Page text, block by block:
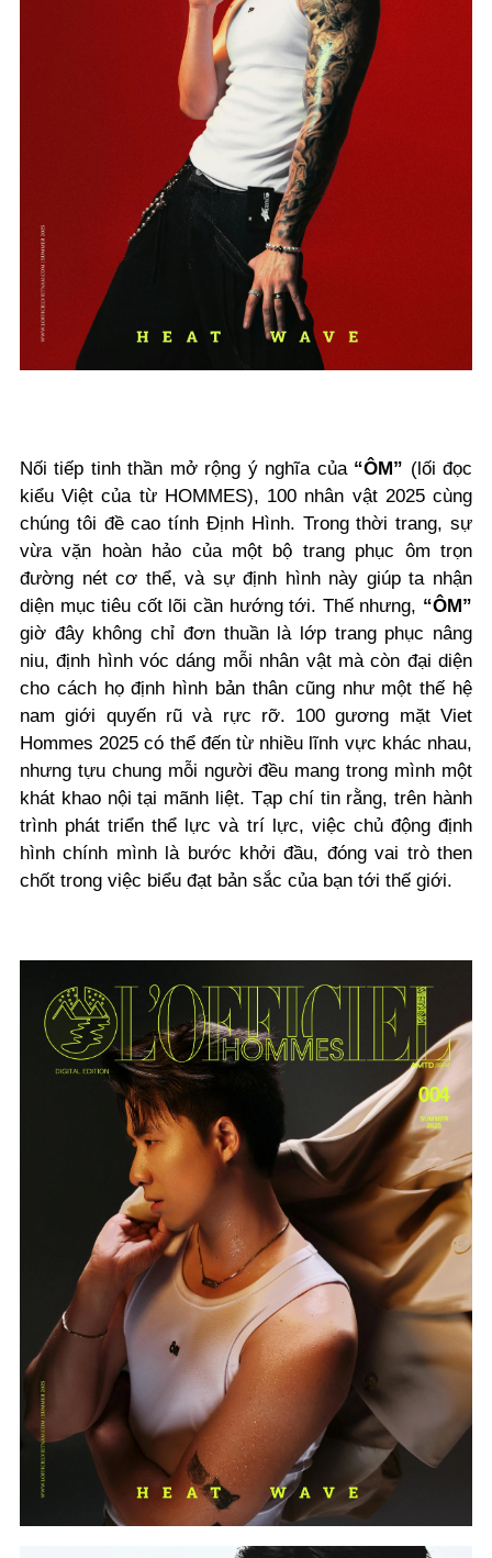
Nối tiếp tinh thần mở rộng ý nghĩa của “ÔM” (lối đọc
kiểu Việt của từ HOMMES), 100 nhân vật 2025 cùng
chúng tôi đề cao tính Định Hình. Trong thời trang, sự
vừa vặn hoàn hảo của một bộ trang phục ôm trọn
đường nét cơ thể, và sự định hình này giúp ta nhận
diện mục tiêu cốt lõi cần hướng tới. Thế nhưng, “ÔM”
giờ đây không chỉ đơn thuần là lớp trang phục nâng
niu, định hình vóc dáng mỗi nhân vật mà còn đại diện
cho cách họ định hình bản thân cũng như một thế hệ
nam giới quyến rũ và rực rỡ. 100 gương mặt Viet
Hommes 2025 có thể đến từ nhiều lĩnh vực khác nhau,
nhưng tựu chung mỗi người đều mang trong mình một
khát khao nội tại mãnh liệt. Tạp chí tin rằng, trên hành
trình phát triển thể lực và trí lực, việc chủ động định
hình chính mình là bước khởi đầu, đóng vai trò then
chốt trong việc biểu đạt bản sắc của bạn tới thế giới.